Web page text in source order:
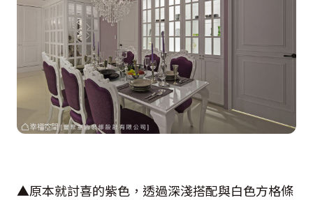
▲原本就討喜的紫色，透過深淺搭配與白色方格條